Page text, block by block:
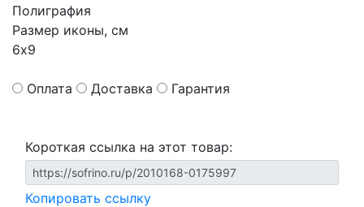
Полиграфия
Размер иконы, см
6х9
Оплата Доставка Гарантия
Короткая ссылка на этот товар:
Копировать ссылку